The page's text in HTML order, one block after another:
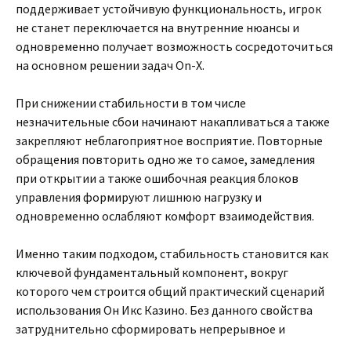
поддерживает устойчивую функциональность, игрок
не станет переключается на внутренние нюансы и
одновременно получает возможность сосредоточиться
на основном решении задач On-X.
При снижении стабильности в том числе
незначительные сбои начинают накапливаться а также
закрепляют неблагоприятное восприятие. Повторные
обращения повторить одно же то самое, замедления
при открытии а также ошибочная реакция блоков
управления формируют лишнюю нагрузку и
одновременно ослабляют комфорт взаимодействия.
Именно таким подходом, стабильность становится как
ключевой фундаментальный компонент, вокруг
которого чем строится общий практический сценарий
использования Он Икс Казино. Без данного свойства
затруднительно сформировать непрерывное и